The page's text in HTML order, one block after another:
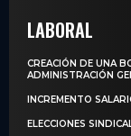
LABORAL
CREACIÓN DE UNA
ADMINISTRACIÓN
INCREMENTO
ELECCIONES